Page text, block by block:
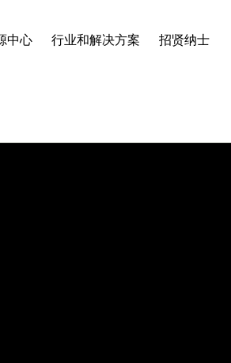
中心 行业和解决方案 招贤纳士